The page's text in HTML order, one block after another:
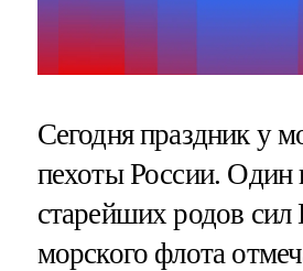
Сегодня праздник у
пехоты России. Один
старейших родов сил
морского флота